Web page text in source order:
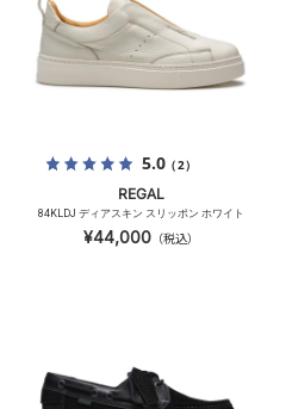
5.0（2）
REGAL
84KLDJ ディアスキン スリッポン ホワイト
¥44,000（税込）